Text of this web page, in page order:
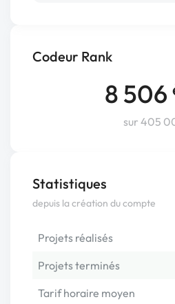
Codeur Rank
8 506
sur 405
Statistiques
depuis la création du compte
Projets réalisés
Projets terminés
Tarif horaire moyen